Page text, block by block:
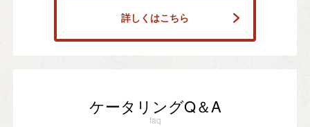
詳しくはこちら
ケータリングQ＆A
faq